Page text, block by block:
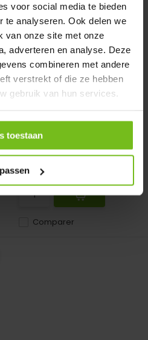
voor social media te bieden
te analyseren. Ook delen we
van onze site met onze
adverteren en analyse. Deze
combineren met andere
verstrekt of die ze hebben
gebruik van hun services.
toestaan
Sac de transport pour
échelle de marche
Comparer
Deliverytime
€ 4,95